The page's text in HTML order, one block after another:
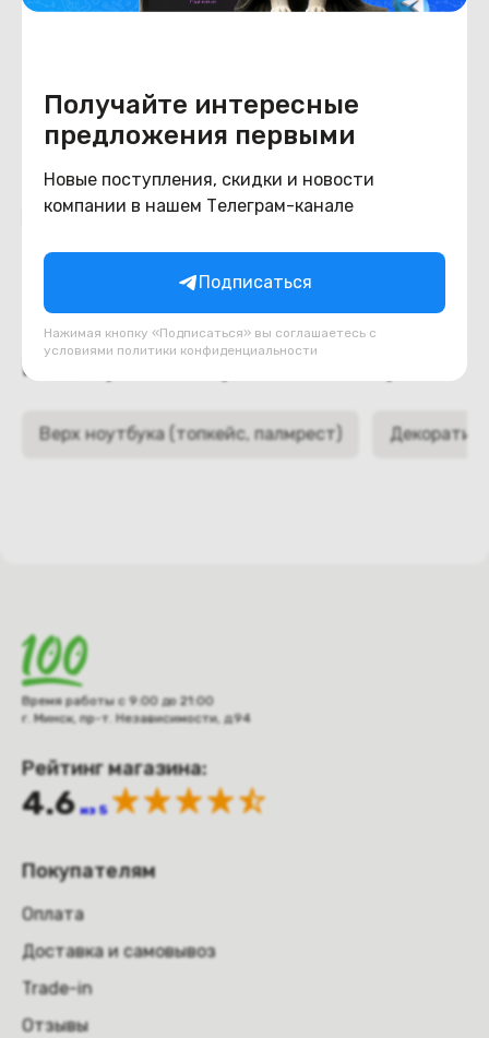
Получайте интересные
предложения первыми
Новые поступления, скидки и новости
компании в нашем Телеграм-канале
Подписаться
Нажимая кнопку «Подписаться» вы соглашаетесь с
условиями политики конфиденциальности
Состояние
Б/У
Похожие товары
Подборки товаров в категории
Верх ноутбука (топкейс, палмрест)
Время работы с 9:00 до 21:00
г. Минск, пр-т. Независимости, д.94
Рейтинг магазина:
4.6 из 5
Покупателям
Оплата
Доставка и самовывоз
Trade-in
Отзывы